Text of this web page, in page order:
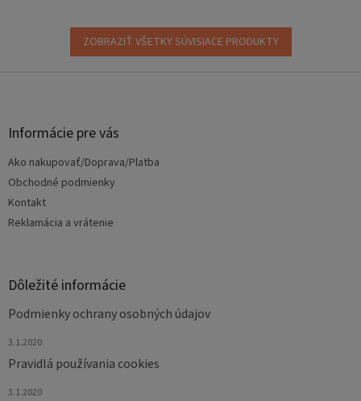
ZOBRAZIŤ VŠETKY SÚVISIACE PRODUKTY
Informácie pre vás
Ako nakupovať/Doprava/Platba
Obchodné podmienky
Kontakt
Reklamácia a vrátenie
Dôležité informácie
Podmienky ochrany osobných údajov
3.1.2020
Pravidlá používania cookies
3.1.2020